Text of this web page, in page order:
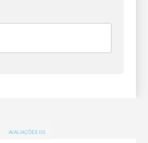
AVALIAÇÕES (0)